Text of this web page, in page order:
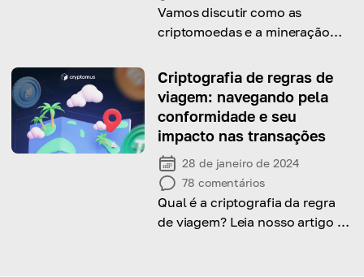
Vamos discutir como as
criptomoedas e a mineração
Criptografia de regras de
viagem: navegando pela
conformidade e seu
impacto nas transações
28 de janeiro de 2024
78 comentários
Qual é a criptografia da regra
de viagem? Leia nosso artigo e